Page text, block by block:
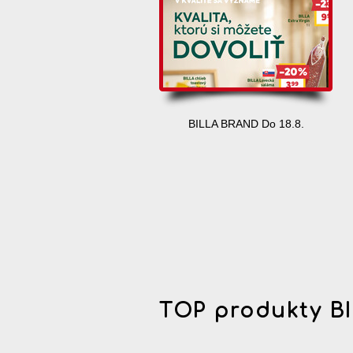
BILLA BRAND Do 18.8.
TOP produkty